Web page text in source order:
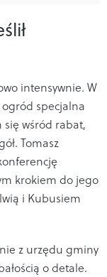
intensywnie. W
specjalna
się wśród rabat,
Tomasz
krokiem do jego
i Kubusiem
z urzędu gminy
o detale.